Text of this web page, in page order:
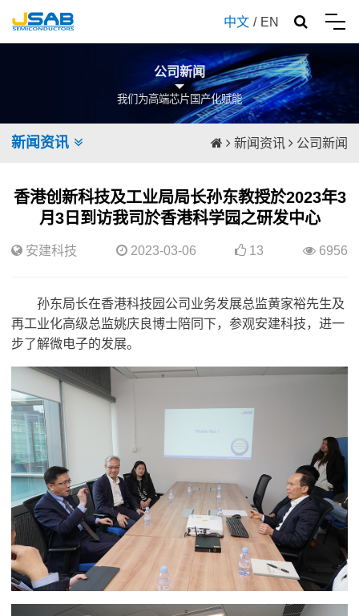
中文 / EN
公司新闻
我们为高端芯片国产化赋能
新闻资讯 新闻资讯 公司新闻
香港创新科技及工业局局长孙东教授於2023年3
月3日到访我司於香港科学园之研发中心
安建科技 2023-03-06 13 6956
孙东局长在香港科技园公司业务发展总监黄家裕先生及
再工业化高级总监姚庆良博士陪同下，参观安建科技，进一
步了解微电子的发展。